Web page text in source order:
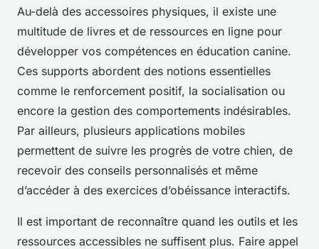
Au-delà des accessoires physiques, il existe une
multitude de livres et de ressources en ligne pour
développer vos compétences en éducation canine.
Ces supports abordent des notions essentielles
comme le renforcement positif, la socialisation ou
encore la gestion des comportements indésirables.
Par ailleurs, plusieurs applications mobiles
permettent de suivre les progrès de votre chien, de
recevoir des conseils personnalisés et même
d’accéder à des exercices d’obéissance interactifs.
Il est important de reconnaître quand les outils et les
ressources accessibles ne suffisent plus. Faire appel